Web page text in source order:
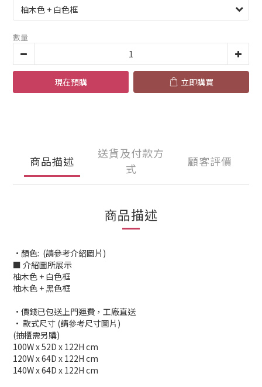
數量
現在預購 立即購買
商品描述
送貨及付款方
式
顧客評價
商品描述
•顏色: (請參考介紹圖片)
■ 介紹圖所展示
柚木色 + 白色框
柚木色 + 黑色框
•價錢已包送上門運費，工廠直送
• 款式尺寸 (請參考尺寸圖片)
(抽櫃需另購)
100W x 52D x 122H cm
120W x 64D x 122H cm
140W x 64D x 122H cm